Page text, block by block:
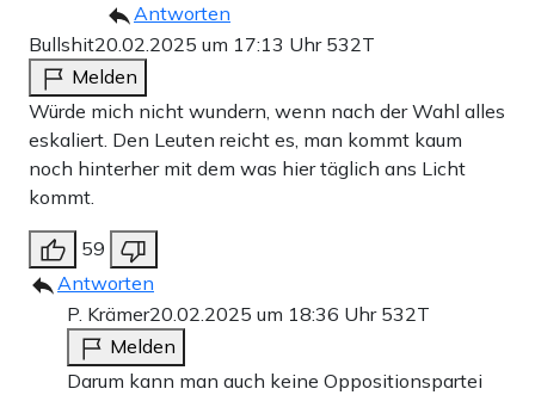
Antworten
Bullshit20.02.2025 um 17:13 Uhr 532T
Melden
Würde mich nicht wundern, wenn nach der Wahl alles
eskaliert. Den Leuten reicht es, man kommt kaum
noch hinterher mit dem was hier täglich ans Licht
kommt.
59
Antworten
P. Krämer20.02.2025 um 18:36 Uhr 532T
Melden
Darum kann man auch keine Oppositionspartei